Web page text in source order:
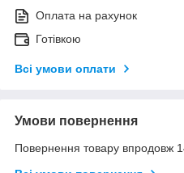
Оплата на рахунок
Готівкою
Всі умови оплати
Умови повернення
Повернення товару впродовж